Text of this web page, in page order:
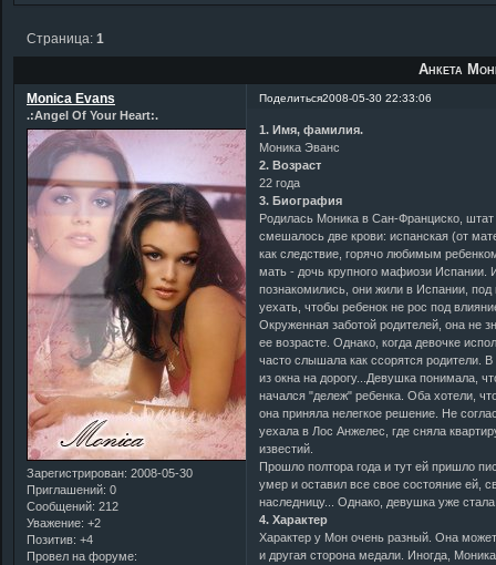
Анкета
Страница:1
Поделиться2008-05-30 22:33:06
Monica Evans
.:Angel Of Your Heart:.
Зарегистрирован: 2008-05-30
Приглашений: 0
Сообщений: 212
Уважение: +2
Позитив: +4
Провел на форуме:
1. Имя, фамилия.
Моника Эванс
2. Возраст
22 года
3. Биография
Родилась Моника в Сан-Франциско,
смешалось две крови: испанская (от
как следствие, горячо любимым
мать - дочь крупного мафиози Испании.
познакомились, они жили в Испании,
уехать, чтобы ребенок не рос под
Окруженная заботой родителей, она не
ее возрасте. Однако, когда девочке
часто слышала как ссорятся родители.
из окна на дорогу...Девушка понимала,
начался "дележ" ребенка. Оба хотели,
она приняла нелегкое решение. Не
уехала в Лос Анжелес, где сняла
известий.
Прошло полтора года и тут ей пришло
умер и оставил все свое состояние ей,
наследницу... Однако, девушка уже
4. Характер
Характер у Мон очень разный. Она
и другая сторона медали. Иногда,